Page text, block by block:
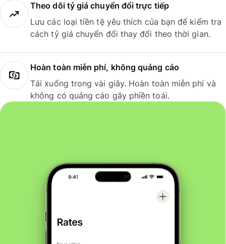
Theo dõi tỷ giá chuyển đổi trực tiếp
Lưu các loại tiền tệ yêu thích của bạn để kiểm tra
cách tỷ giá chuyển đổi thay đổi theo thời gian.
Hoàn toàn miễn phí, không quảng cáo
Tải xuống trong vài giây. Hoàn toàn miễn phí và
không có quảng cáo gây phiền toái.